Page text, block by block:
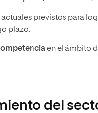
previstos para
plazo.
en el ámbito
del